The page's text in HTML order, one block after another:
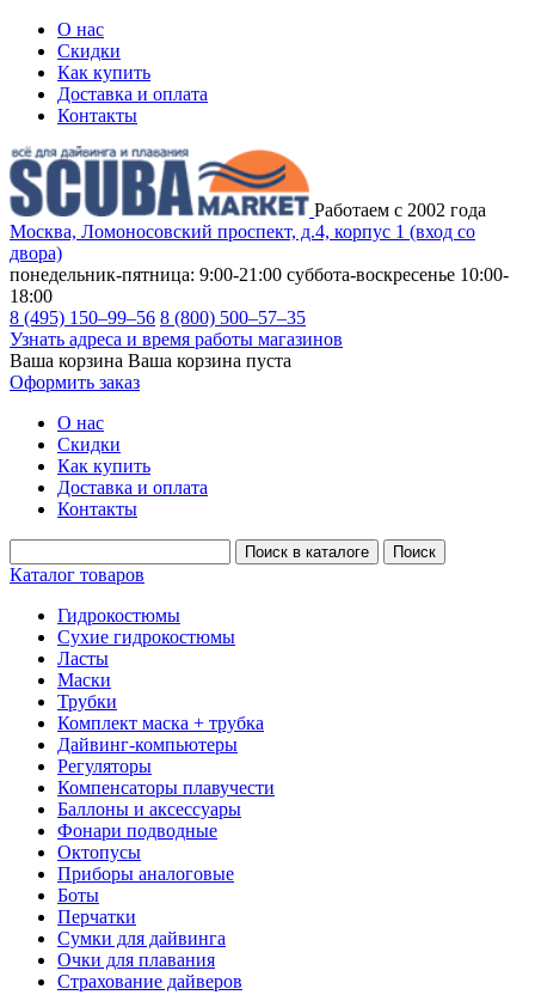
О нас
Скидки
Как купить
Доставка и оплата
Контакты
Работаем с 2002 года
Москва, Ломоносовский проспект, д.4, корпус 1 (вход со
двора)
понедельник-пятница: 9:00-21:00 суббота-воскресенье 10:00-
18:00
8 (495) 150–99–56 8 (800) 500–57–35
Узнать адреса и время работы магазинов
Ваша корзина Ваша корзина пуста
Оформить заказ
О нас
Скидки
Как купить
Доставка и оплата
Контакты
Каталог товаров
Гидрокостюмы
Сухие гидрокостюмы
Ласты
Маски
Трубки
Комплект маска + трубка
Дайвинг-компьютеры
Регуляторы
Компенсаторы плавучести
Баллоны и аксессуары
Фонари подводные
Октопусы
Приборы аналоговые
Боты
Перчатки
Сумки для дайвинга
Очки для плавания
Страхование дайверов